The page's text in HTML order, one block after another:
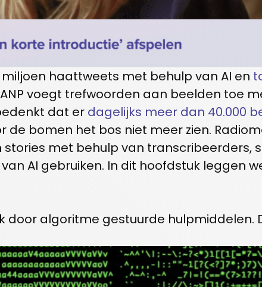
haattweets met behulp van AI en
ANP voegt trefwoorden aan beelden toe
dat er dagelijks meer dan 40.000
bomen het bos niet meer zien.
met behulp van transcribeerders,
AI gebruiken. In dit hoofdstuk leggen
door algoritme gestuurde hulpmiddelen.